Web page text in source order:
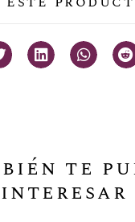
te
interesar